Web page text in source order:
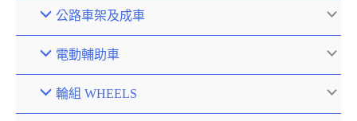
公路車架及成車
電動輔助車
輪組 WHEELS